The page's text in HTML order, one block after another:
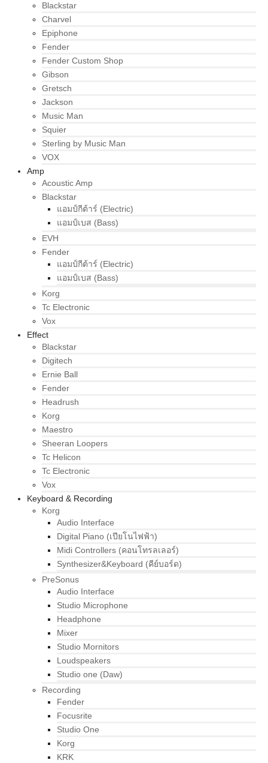
Blackstar
Charvel
Epiphone
Fender
Fender Custom Shop
Gibson
Gretsch
Jackson
Music Man
Squier
Sterling by Music Man
VOX
Amp
Acoustic Amp
Blackstar
แอมป์กีต้าร์ (Electric)
แอมป์เบส (Bass)
EVH
Fender
แอมป์กีต้าร์ (Electric)
แอมป์เบส (Bass)
Korg
Tc Electronic
Vox
Effect
Blackstar
Digitech
Ernie Ball
Fender
Headrush
Korg
Maestro
Sheeran Loopers
Tc Helicon
Tc Electronic
Vox
Keyboard & Recording
Korg
Audio Interface
Digital Piano (เปียโนไฟฟ้า)
Midi Controllers (คอนโทรลเลอร์)
Synthesizer&Keyboard (คีย์บอร์ด)
PreSonus
Audio Interface
Studio Microphone
Headphone
Mixer
Studio Mornitors
Loudspeakers
Studio one (Daw)
Recording
Fender
Focusrite
Studio One
Korg
KRK